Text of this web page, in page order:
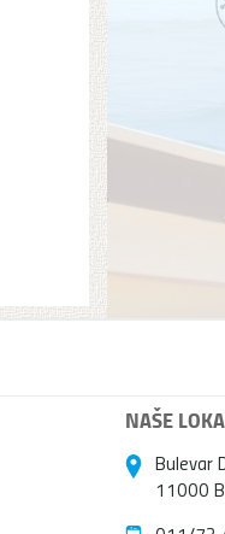
NAŠE
Bulevar
11000